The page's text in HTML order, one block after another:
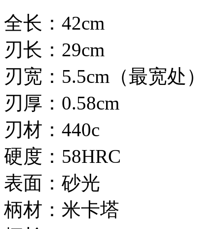
全长：42cm
刃长：29cm
刃宽：5.5cm（最宽处）
刃厚：0.58cm
刃材：440c
硬度：58HRC
表面：砂光
柄材：米卡塔